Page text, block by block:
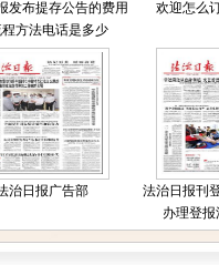
发布提存公告的费用
程方法电话是多少
欢迎怎么
治日报广告部
法治日报刊
办理登